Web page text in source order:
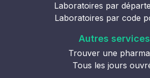
Laboratoires par
Laboratoires par code
Autres services
Trouver une
Tous les jours